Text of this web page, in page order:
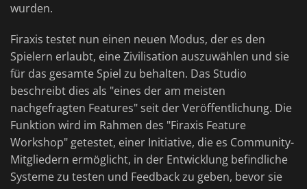
wurden.
Firaxis testet nun einen neuen Modus, der es den
Spielern erlaubt, eine Zivilisation auszuwählen und sie
für das gesamte Spiel zu behalten. Das Studio
beschreibt dies als "eines der am meisten
nachgefragten Features" seit der Veröffentlichung. Die
Funktion wird im Rahmen des "Firaxis Feature
Workshop" getestet, einer Initiative, die es Community-
Mitgliedern ermöglicht, in der Entwicklung befindliche
Systeme zu testen und Feedback zu geben, bevor sie